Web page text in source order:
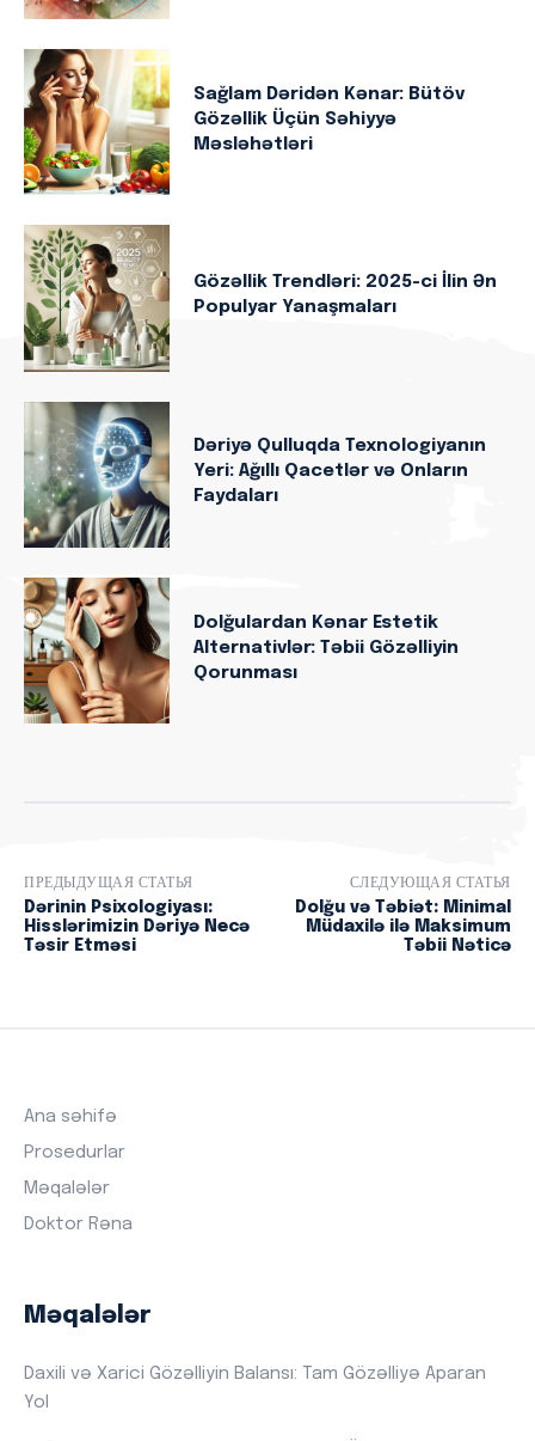
Sağlam Dəridən Kənar: Bütöv
Gözəllik Üçün Səhiyyə
Məsləhətləri
Gözəllik Trendləri: 2025-ci İlin Ən
Populyar Yanaşmaları
Dəriyə Qulluqda Texnologiyanın
Yeri: Ağıllı Qacetlər və Onların
Faydaları
Dolğulardan Kənar Estetik
Alternativlər: Təbii Gözəlliyin
Qorunması
ПРЕДЫДУЩАЯ СТАТЬЯ
Dərinin Psixologiyası:
Hisslərimizin Dəriyə Necə
Təsir Etməsi
СЛЕДУЮЩАЯ СТАТЬЯ
Dolğu və Təbiət: Minimal
Müdaxilə ilə Maksimum
Təbii Nəticə
Ana səhifə
Prosedurlar
Məqalələr
Doktor Rəna
Məqalələr
Daxili və Xarici Gözəlliyin Balansı: Tam Gözəlliyə Aparan
Yol